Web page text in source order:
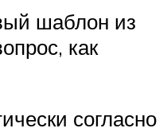
шаблон из
как
согласно